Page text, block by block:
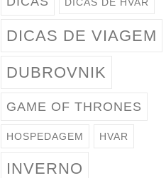
DICAS DE VIAGEM
DUBROVNIK
GAME OF THRONES
HOSPEDAGEM HVAR
INVERNO